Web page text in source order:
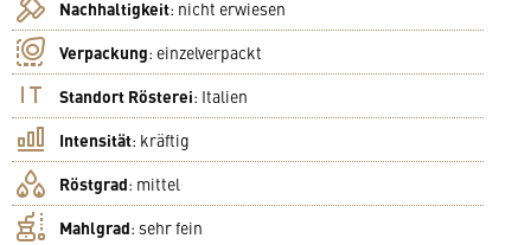
Nachhaltigkeit: nicht erwiesen
Verpackung: einzelverpackt
Standort Rösterei: Italien
Intensität: kräftig
Röstgrad: mittel
Mahlgrad: sehr fein